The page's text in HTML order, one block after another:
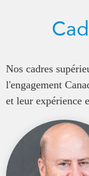
Nos cadres
l'engagement
et leur expérience